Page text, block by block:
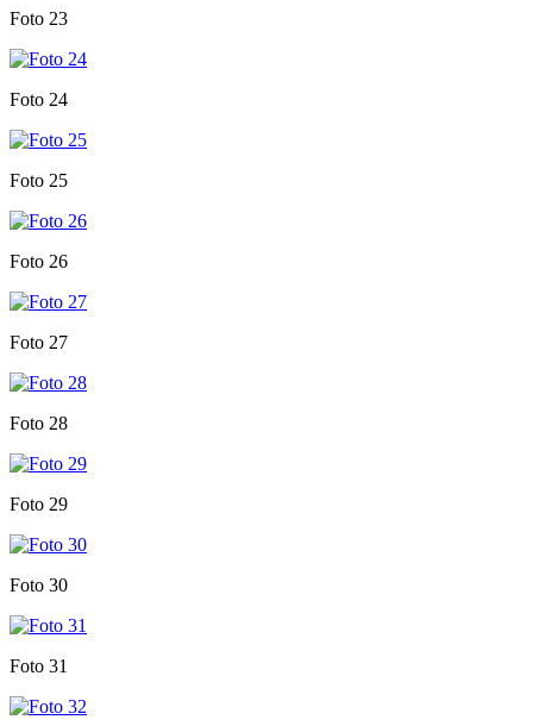
Foto 23
Foto 24
Foto 25
Foto 26
Foto 27
Foto 28
Foto 29
Foto 30
Foto 31